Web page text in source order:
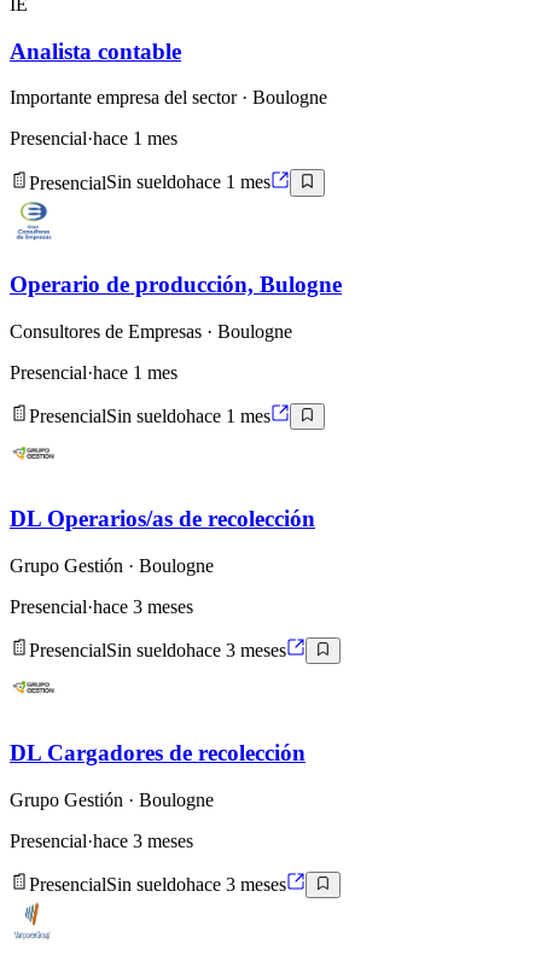
IE
Analista contable
Importante empresa del sector· Boulogne
Presencial·hace 1 mes
PresencialSin sueldohace 1 mes
Operario de producción, Bulogne
Consultores de Empresas · Boulogne
Presencial·hace 1 mes
PresencialSin sueldohace 1 mes
DL Operarios/as de recolección
Grupo Gestión · Boulogne
Presencial·hace 3 meses
PresencialSin sueldohace 3 meses
DL Cargadores de recolección
Grupo Gestión · Boulogne
Presencial·hace 3 meses
PresencialSin sueldohace 3 meses